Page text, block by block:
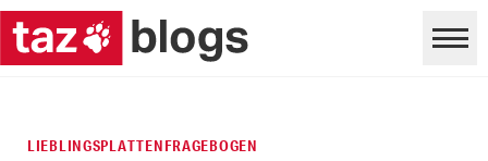
LIEBLINGSPLATTENFRAGEBOGEN